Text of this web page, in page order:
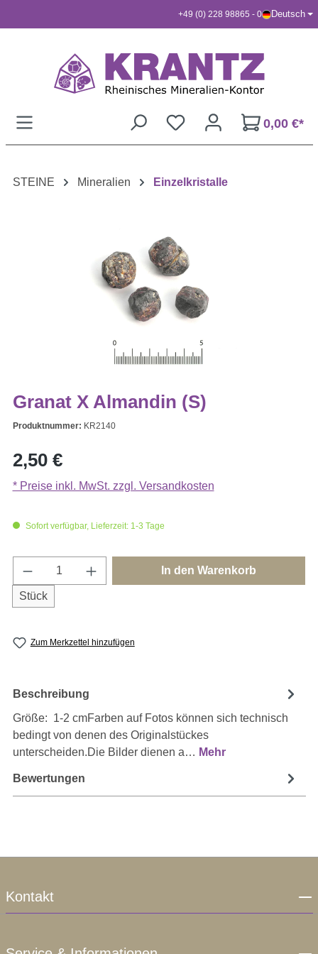
+49 (0) 228 98865 - 0 Deutsch
0,00 €*
STEINE Mineralien Einzelkristalle
Granat X Almandin (S)
Produktnummer: KR2140
Regulärer Preis:
2,50 €
* Preise inkl. MwSt. zzgl. Versandkosten
Sofort verfügbar, Lieferzeit: 1-3 Tage
Produkt Anzahl: Gib den gewünschten
Stück
In den Warenkorb
Zum Merkzettel hinzufügen
Beschreibung
Größe: 1-2 cmFarben auf Fotos können sich technisch
bedingt von denen des Originalstückes
unterscheiden.Die Bilder dienen a… Mehr
Bewertungen
Kontakt